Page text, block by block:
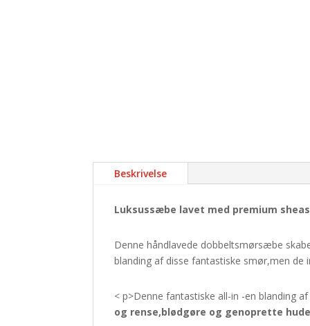
Beskrivelse
Luksussæbe lavet med premium
Denne håndlavede dobbeltsmørsæbe
blanding af disse fantastiske smør,men
< p>Denne fantastiske all-in -en blanding
og rense,blødgøre og genoprette